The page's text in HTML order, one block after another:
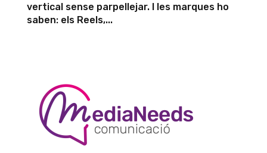
vertical sense parpellejar. I les marques ho
saben: els Reels,...